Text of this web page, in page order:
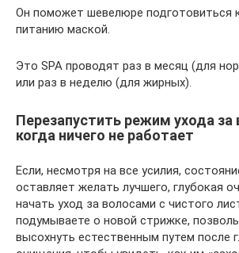
Он поможет шевелюре подготовиться
питанию маской.
Это SPA проводят раз в месяц (для
или раз в неделю (для жирных).
Перезапустить режим ухода за
когда ничего не работает
Если, несмотря на все усилия,
оставляет желать лучшего, глубокая
начать уход за волосами с чистого
подумываете о новой стрижке,
высохнуть естественным путем после